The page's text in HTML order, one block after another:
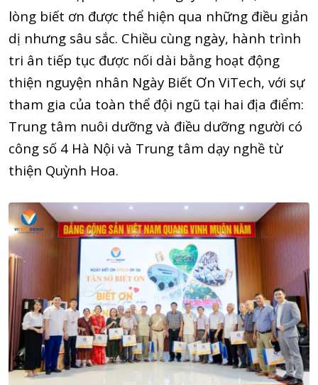
lòng biết ơn được thể hiện qua những điều giản
dị nhưng sâu sắc. Chiều cùng ngày, hành trình
tri ân tiếp tục được nối dài bằng hoạt động
thiện nguyện nhân Ngày Biết Ơn ViTech, với sự
tham gia của toàn thể đội ngũ tại hai địa điểm:
Trung tâm nuôi dưỡng và điều dưỡng người có
công số 4 Hà Nội và Trung tâm dạy nghề từ
thiện Quỳnh Hoa.